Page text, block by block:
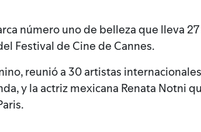
número uno de belleza que lleva
Festival de Cine de Cannes.
reunió a 30 artistas
y la actriz mexicana Renata Notni